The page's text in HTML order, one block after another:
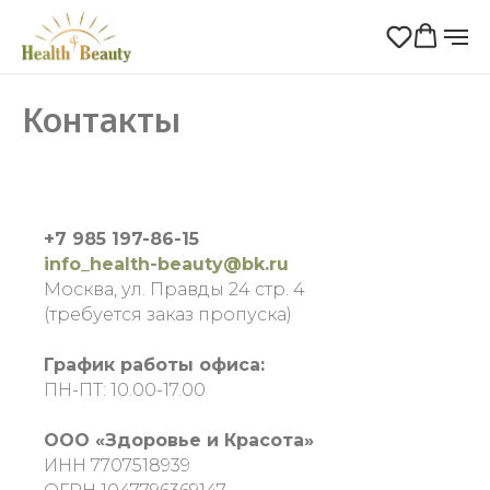
Контакты
+7 985 197-86-15
info_health-beauty@bk.ru
Москва, ул. Правды 24 стр. 4
(требуется заказ пропуска)
График работы офиса:
ПН-ПТ: 10.00-17.00
ООО «Здоровье и Красота»
ИНН 7707518939